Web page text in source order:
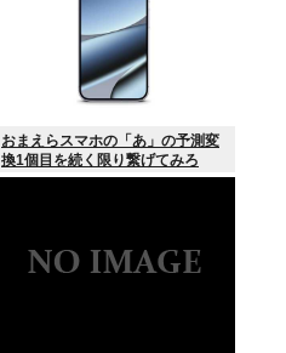
おまえらスマホの「あ」の予測変
換1個目を続く限り繋げてみろ
www